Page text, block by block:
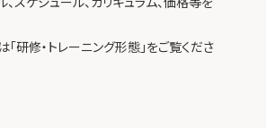
研修・トレーニング形態」をご覧くださ